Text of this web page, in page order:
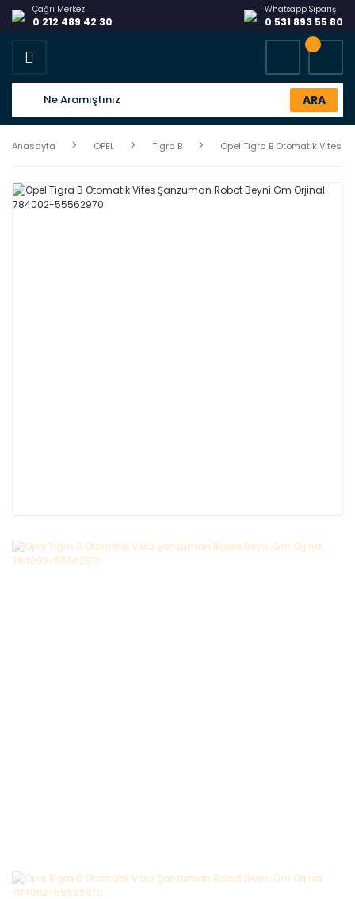
Çağrı Merkezi
0 212 489 42 30
Whatsapp Sipariş
0 531 893 55 80
ARA
Anasayfa OPEL Tigra B Opel Tigra B Otomatik Vites